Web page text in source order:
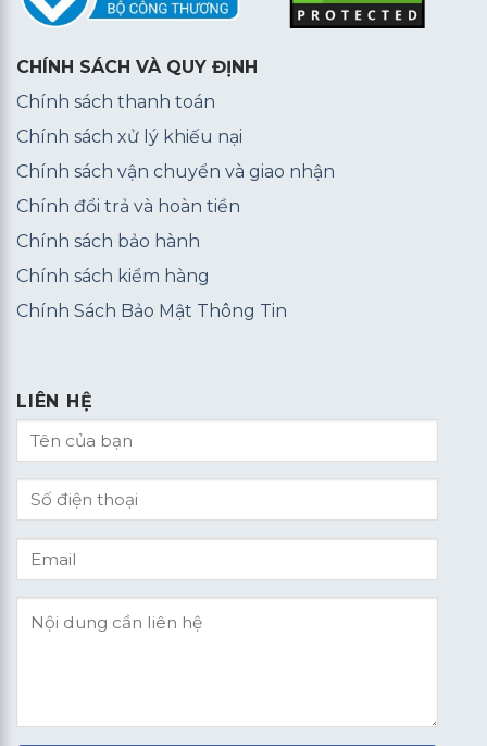
CHÍNH SÁCH VÀ QUY ĐỊNH
Chính sách thanh toán
Chính sách xử lý khiếu nại
Chính sách vận chuyển và giao nhận
Chính đổi trả và hoàn tiền
Chính sách bảo hành
Chính sách kiểm hàng
Chính Sách Bảo Mật Thông Tin
LIÊN HỆ